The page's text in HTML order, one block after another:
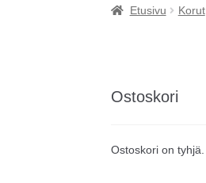
Etusivu Korut
Ostoskori
Ostoskori on tyhjä.